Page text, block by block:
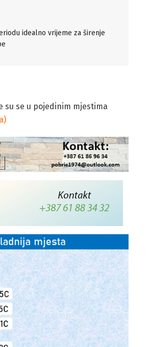
idealno vrijeme za širenje
su se u pojedinim mjestima